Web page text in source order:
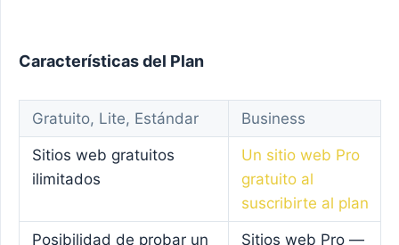
Características del Plan
Gratuito, Lite, Estándar Business
Sitios web gratuitos
ilimitados
Un sitio web Pro
gratuito al
suscribirte al plan
Posibilidad de probar un
Sitios web Pro —